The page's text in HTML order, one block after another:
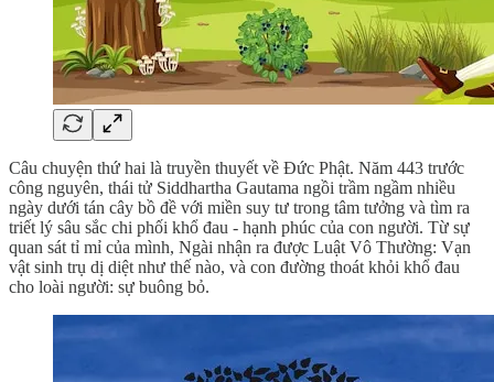
Câu chuyện thứ hai là truyền thuyết về Đức Phật. Năm 443 trước
công nguyên, thái tử Siddhartha Gautama ngồi trầm ngầm nhiều
ngày dưới tán cây bồ đề với miền suy tư trong tâm tưởng và tìm ra
triết lý sâu sắc chi phối khổ đau - hạnh phúc của con người. Từ sự
quan sát tỉ mỉ của mình, Ngài nhận ra được Luật Vô Thường: Vạn
vật sinh trụ dị diệt như thế nào, và con đường thoát khỏi khổ đau
cho loài người: sự buông bỏ.